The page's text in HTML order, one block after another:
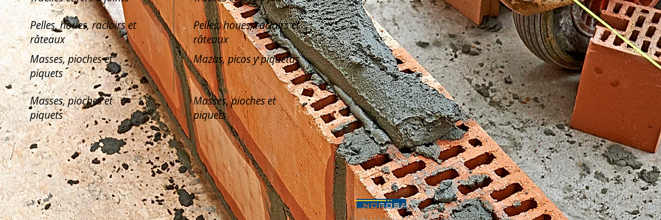
Pelles, houes, racloirs et
râteaux
Pelles, houes, racloirs et
râteaux
Masses, pioches et
piquets
Mazas, picos y piquetas
Masses, pioches et
piquets
Masses, pioches et
piquets
Avis légal